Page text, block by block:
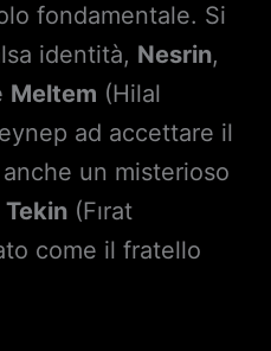
fondamentale. Si
identità, Nesrin,
Meltem (Hilal
ad accettare il
un misterioso
Tekin(Fırat
come il fratello